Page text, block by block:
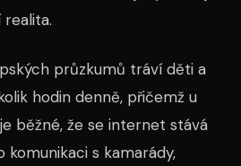
průzkumů tráví děti a
hodin denně, přičemž u
běžné, že se internet stává
s kamarády,